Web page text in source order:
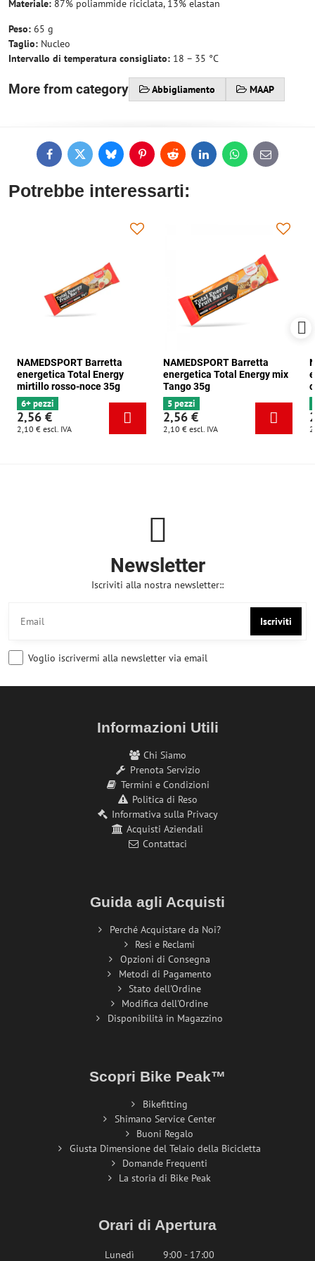
Materiale: 87% poliammide riciclata, 13% elastan
Peso: 65 g
Taglio: Nucleo
Intervallo di temperatura consigliato: 18 – 35 °C
More from category Abbigliamento MAAP
FacebookTwitterBlueskyPinterestReddit LinkedInWhatsApp
E-
mail
Potrebbe interessarti:
NAMEDSPORT Barretta
energetica Total Energy
mirtillo rosso-noce 35g
6+ pezzi
2,56 €
2,10 € escl. IVA
NAMEDSPORT Barretta
energetica Total Energy mix
Tango 35g
5 pezzi
2,56 €
2,10 € escl. IVA
Newsletter
Iscriviti alla nostra newsletter::
Iscriviti
Voglio iscrivermi alla newsletter via email
Informazioni Utili
Chi Siamo
Prenota Servizio
Termini e Condizioni
Politica di Reso
Informativa sulla Privacy
Acquisti Aziendali
Contattaci
Guida agli Acquisti
Perché Acquistare da Noi?
Resi e Reclami
Opzioni di Consegna
Metodi di Pagamento
Stato dell'Ordine
Modifica dell'Ordine
Disponibilità in Magazzino
Scopri Bike Peak™
Bikefitting
Shimano Service Center
Buoni Regalo
Giusta Dimensione del Telaio della Bicicletta
Domande Frequenti
La storia di Bike Peak
Orari di Apertura
Lunedì
9:00 - 17:00